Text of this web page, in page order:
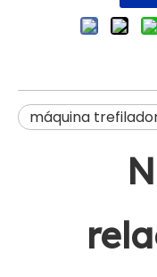
máquina